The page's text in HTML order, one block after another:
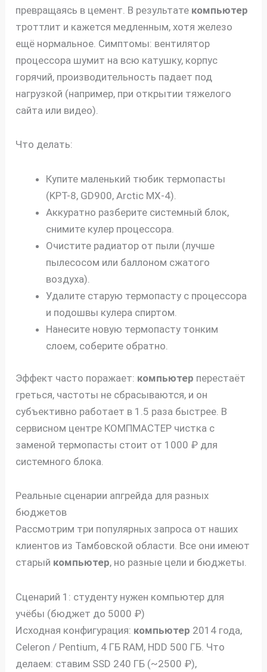
превращаясь в цемент. В результате компьютер
троттлит и кажется медленным, хотя железо
ещё нормальное. Симптомы: вентилятор
процессора шумит на всю катушку, корпус
горячий, производительность падает под
нагрузкой (например, при открытии тяжелого
сайта или видео).
Что делать:
Купите маленький тюбик термопасты
(KPT-8, GD900, Arctic MX-4).
Аккуратно разберите системный блок,
снимите кулер процессора.
Очистите радиатор от пыли (лучше
пылесосом или баллоном сжатого
воздуха).
Удалите старую термопасту с процессора
и подошвы кулера спиртом.
Нанесите новую термопасту тонким
слоем, соберите обратно.
Эффект часто поражает: компьютер перестаёт
греться, частоты не сбрасываются, и он
субъективно работает в 1.5 раза быстрее. В
сервисном центре КОМПМАСТЕР чистка с
заменой термопасты стоит от 1000 ₽ для
системного блока.
Реальные сценарии апгрейда для разных
бюджетов
Рассмотрим три популярных запроса от наших
клиентов из Тамбовской области. Все они имеют
старый компьютер, но разные цели и бюджеты.
Сценарий 1: студенту нужен компьютер для
учёбы (бюджет до 5000 ₽)
Исходная конфигурация: компьютер 2014 года,
Celeron / Pentium, 4 ГБ RAM, HDD 500 ГБ. Что
делаем: ставим SSD 240 ГБ (~2500 ₽),